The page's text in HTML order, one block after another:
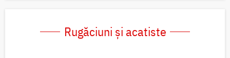
Rugăciuni și acatiste